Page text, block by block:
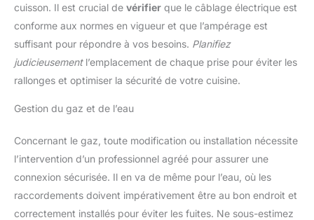
cuisson. Il est crucial de vérifier que le câblage électrique est
conforme aux normes en vigueur et que l’ampérage est
suffisant pour répondre à vos besoins. Planifiez
judicieusementl’emplacement de chaque prise pour éviter les
rallonges et optimiser la sécurité de votre cuisine.
Gestion du gaz et de l’eau
Concernant le gaz, toute modification ou installation nécessite
l’intervention d’un professionnel agréé pour assurer une
connexion sécurisée. Il en va de même pour l’eau, où les
raccordements doivent impérativement être au bon endroit et
correctement installés pour éviter les fuites. Ne sous-estimez